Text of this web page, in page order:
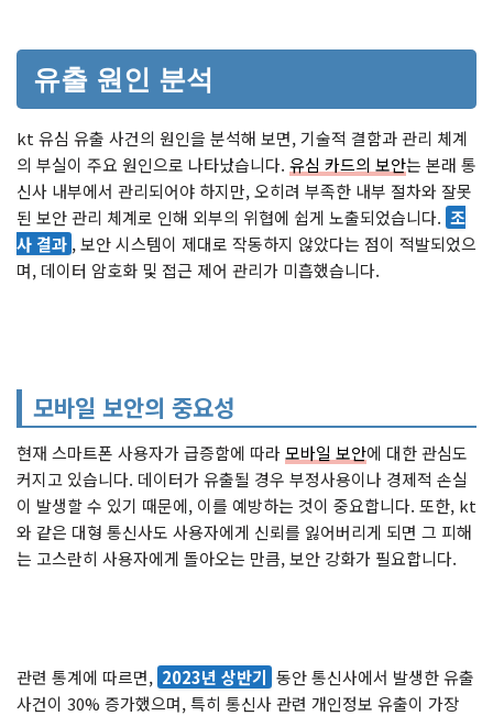
유출 원인 분석
kt 유심 유출 사건의 원인을 분석해 보면, 기술적 결함과 관리 체계
의 부실이 주요 원인으로 나타났습니다. 유심 카드의 보안는 본래 통
신사 내부에서 관리되어야 하지만, 오히려 부족한 내부 절차와 잘못
된 보안 관리 체계로 인해 외부의 위협에 쉽게 노출되었습니다. 조
사 결과 , 보안 시스템이 제대로 작동하지 않았다는 점이 적발되었으
며, 데이터 암호화 및 접근 제어 관리가 미흡했습니다.
모바일 보안의 중요성
현재 스마트폰 사용자가 급증함에 따라모바일 보안에 대한 관심도
커지고 있습니다. 데이터가 유출될 경우 부정사용이나 경제적 손실
이 발생할 수 있기 때문에, 이를 예방하는 것이 중요합니다. 또한, kt
와 같은 대형 통신사도 사용자에게 신뢰를 잃어버리게 되면 그 피해
는 고스란히 사용자에게 돌아오는 만큼, 보안 강화가 필요합니다.
관련 통계에 따르면, 2023년 상반기 동안 통신사에서 발생한 유출
사건이 30% 증가했으며, 특히 통신사 관련 개인정보 유출이 가장